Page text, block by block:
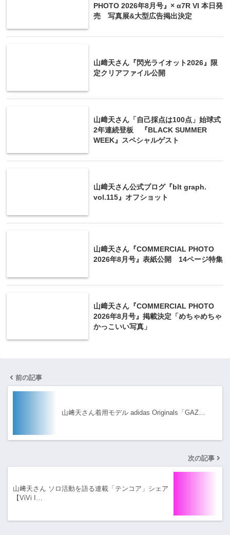
PHOTO 2026年8月号』× α7R VI 本日発
売 写真展&大型広告掲出決定
山﨑天さん『閃光ライオット2026』限
定クリアファイル公開
山﨑天さん「自己採点は100点」始球式
2年連続登板 『BLACK SUMMER
WEEK』スペシャルゲスト
山﨑天さん公式ブログ『blt graph.
vol.115』オフショット
山﨑天さん『COMMERCIAL PHOTO
2026年8月号』表紙公開 14ページ特集
山﨑天さん『COMMERCIAL PHOTO
2026年8月号』掲載決定「めちゃめちゃ
かっこいい写真」
前の記事
山﨑天さん着用モデル adidas Originals「GAZ…
次の記事
山﨑天さん ソロ活動を語る連載「テンコア」シェア
【ViVi I…